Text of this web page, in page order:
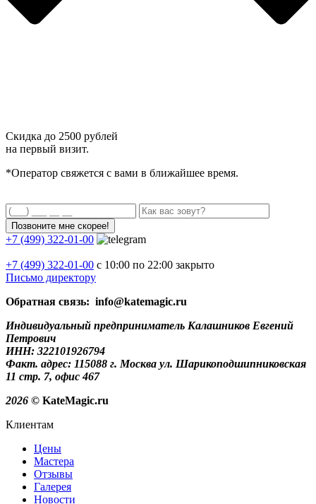
Скидка до 2500 рублей
на первый визит.
*Оператор свяжется с вами в ближайшее время.
+7 (499) 322-01-00
+7 (499) 322-01-00 с 10:00 по 22:00 закрыто
Письмо директору
Обратная связь: info@katemagic.ru
Индивидуальный предприниматель Калашников Евгений
Петрович
ИНН: 322101926794
Факт. адрес: 115088 г. Москва ул. Шарикоподшипниковская
11 стр. 7, офис 467
2026 © KateMagic.ru
Клиентам
Цены
Мастера
Отзывы
Галерея
Новости